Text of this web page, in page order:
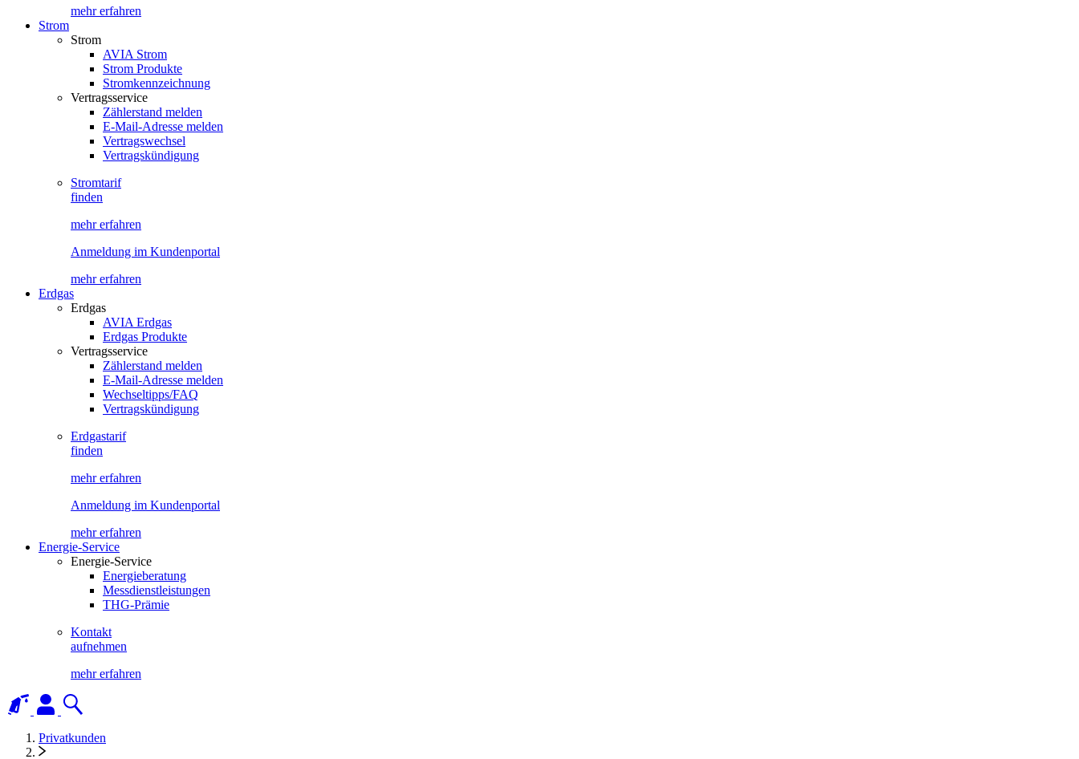
mehr erfahren
Strom
Strom
AVIA Strom
Strom Produkte
Stromkennzeichnung
Vertragsservice
Zählerstand melden
E-Mail-Adresse melden
Vertragswechsel
Vertragskündigung
Stromtarif
finden
mehr erfahren
Anmeldung im Kundenportal
mehr erfahren
Erdgas
Erdgas
AVIA Erdgas
Erdgas Produkte
Vertragsservice
Zählerstand melden
E-Mail-Adresse melden
Wechseltipps/FAQ
Vertragskündigung
Erdgastarif
finden
mehr erfahren
Anmeldung im Kundenportal
mehr erfahren
Energie-Service
Energie-Service
Energieberatung
Messdienstleistungen
THG-Prämie
Kontakt
aufnehmen
mehr erfahren
Privatkunden